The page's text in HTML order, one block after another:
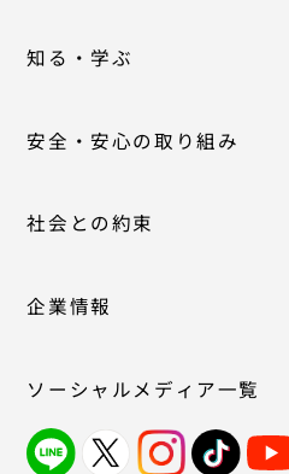
知る・学ぶ
安全・安心の取り組み
社会との約束
企業情報
ソーシャルメディア一覧